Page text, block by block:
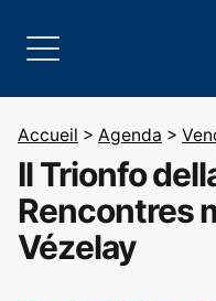
Accueil > Agenda >
Il Trionfo
Rencontres
Vézelay